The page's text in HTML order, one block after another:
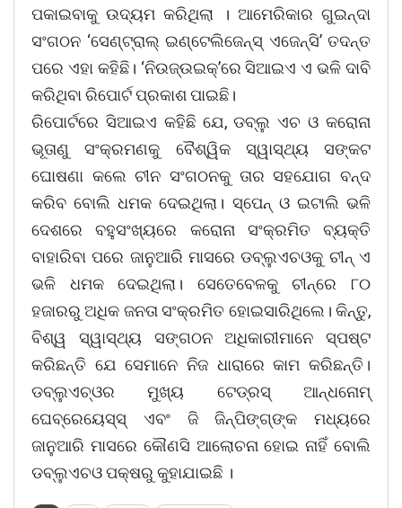
ପକାଇବାକୁ ଉଦ୍ୟମ କରିଥିଲା । ଆମେରିକାର ଗୁଇନ୍ଦା
ସଂଗଠନ ‘ସେଣ୍ଟ୍ରାଲ୍ ଇଣ୍ଟେଲିଜେନ୍‌ସ୍ ଏଜେନ୍ସି’ ତଦନ୍ତ
ପରେ ଏହା କହିଛି। ‘ନିଉଜ୍‌ଉଇକ୍’ରେ ସିଆଇଏ ଏ ଭଳି ଦାବି
କରିଥିବା ରିପୋର୍ଟ ପ୍ରକାଶ ପାଇଛି।
ରିପୋର୍ଟରେ ସିଆଇଏ କହିଛି ଯେ, ‌ଡବ୍ଲୁ ଏଚ ଓ କରୋନା
ଭୂତାଣୁ ସଂକ୍ରମଣକୁ ବୈଶ୍ୱିକ ସ୍ୱାସ୍ଥ୍ୟ ସଙ୍କଟ
ଘୋଷଣା କଲେ ଚୀନ ସଂଗଠନକୁ ତାର ସହଯୋଗ ବନ୍ଦ
କରିବ ବୋଲି ଧମକ ଦେଇଥିଲା। ସ୍ପେନ୍ ଓ ଇଟାଲି ଭଳି
ଦେଶରେ ବହୁସଂଖ୍ୟରେ କରୋନା ସଂକ୍ରମିତ ବ୍ୟକ୍ତି
ବାହାରିବା ପରେ ଜାନୁଆରି ମାସରେ ଡବ୍ଲୁଏଚଓକୁ ଚୀନ୍ ଏ
ଭଳି ଧମକ ଦେଇଥିଲା। ସେତେବେଳକୁ ଚୀନ୍‌ରେ ୮୦
ହଜାରରୁ ଅଧିକ ଜନତା ସଂକ୍ରମିତ ହୋଇସାରିଥିଲେ। କିନ୍ତୁ,
ବିଶ୍ୱ ସ୍ୱାସ୍ଥ୍ୟ ସଙ୍ଗଠନ ଅଧିକାରୀମାନେ ସ୍ପଷ୍ଟ
କରିଛନ୍ତି ଯେ ସେମାନେ ନିଜ ଧାରାରେ କାମ କରିଛନ୍ତି।
ଡବ୍ଲୁଏଚ୍‌ଓର ମୁଖ୍ୟ ଟେଡ୍‌ରସ୍ ଆନ୍ଧନୋମ୍
ଘେବ୍ରେୟେସ୍‌ସ୍ ଏବଂ ଜି ଜିନ୍‌ପିଙ୍ଗ୍‌ଙ୍କ ମଧ୍ୟରେ
ଜାନୁଆରି ମାସରେ କୌଣସି ଆଲୋଚନା ହୋଇ ନାହିଁ ବୋଲି
ଡବ୍ଲୁଏଚଓ ପକ୍ଷରୁ କୁହାଯାଇଛି ।